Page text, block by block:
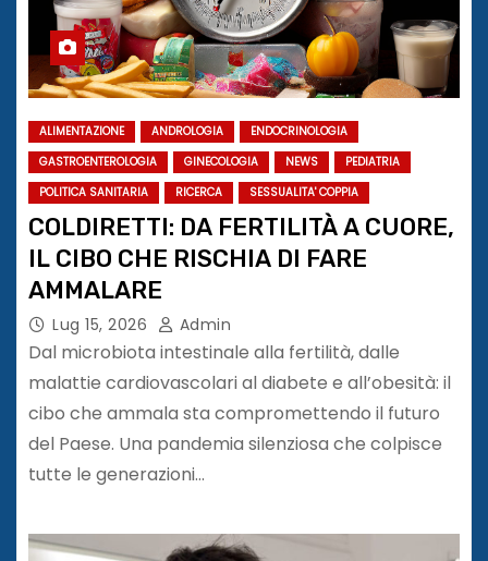
ALIMENTAZIONE ANDROLOGIA
ENDOCRINOLOGIA
GASTROENTEROLOGIA
GINECOLOGIA NEWS
PEDIATRIA
POLITICA SANITARIA
RICERCA SESSUALITA' COPPIA
COLDIRETTI: DA FERTILITÀ A CUORE,
IL CIBO CHE RISCHIA DI FARE
AMMALARE
Lug 15, 2026 Admin
Dal microbiota intestinale alla fertilità, dalle
malattie cardiovascolari al diabete e all’obesità: il
cibo che ammala sta compromettendo il futuro
del Paese. Una pandemia silenziosa che colpisce
tutte le generazioni…